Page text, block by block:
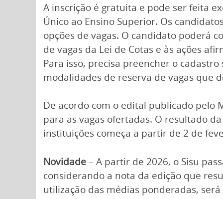
A inscrição é gratuita e pode ser feita
Único ao Ensino Superior. Os
opções de vagas. O candidato poderá
de vagas da Lei de Cotas e às ações
Para isso, precisa preencher o
modalidades de reserva de vagas que
De acordo com o edital publicado pelo
para as vagas ofertadas. O resultado
instituições começa a partir de 2 de
Novidade– A partir de 2026, o Sisu
considerando a nota da edição que
utilização das médias ponderadas,